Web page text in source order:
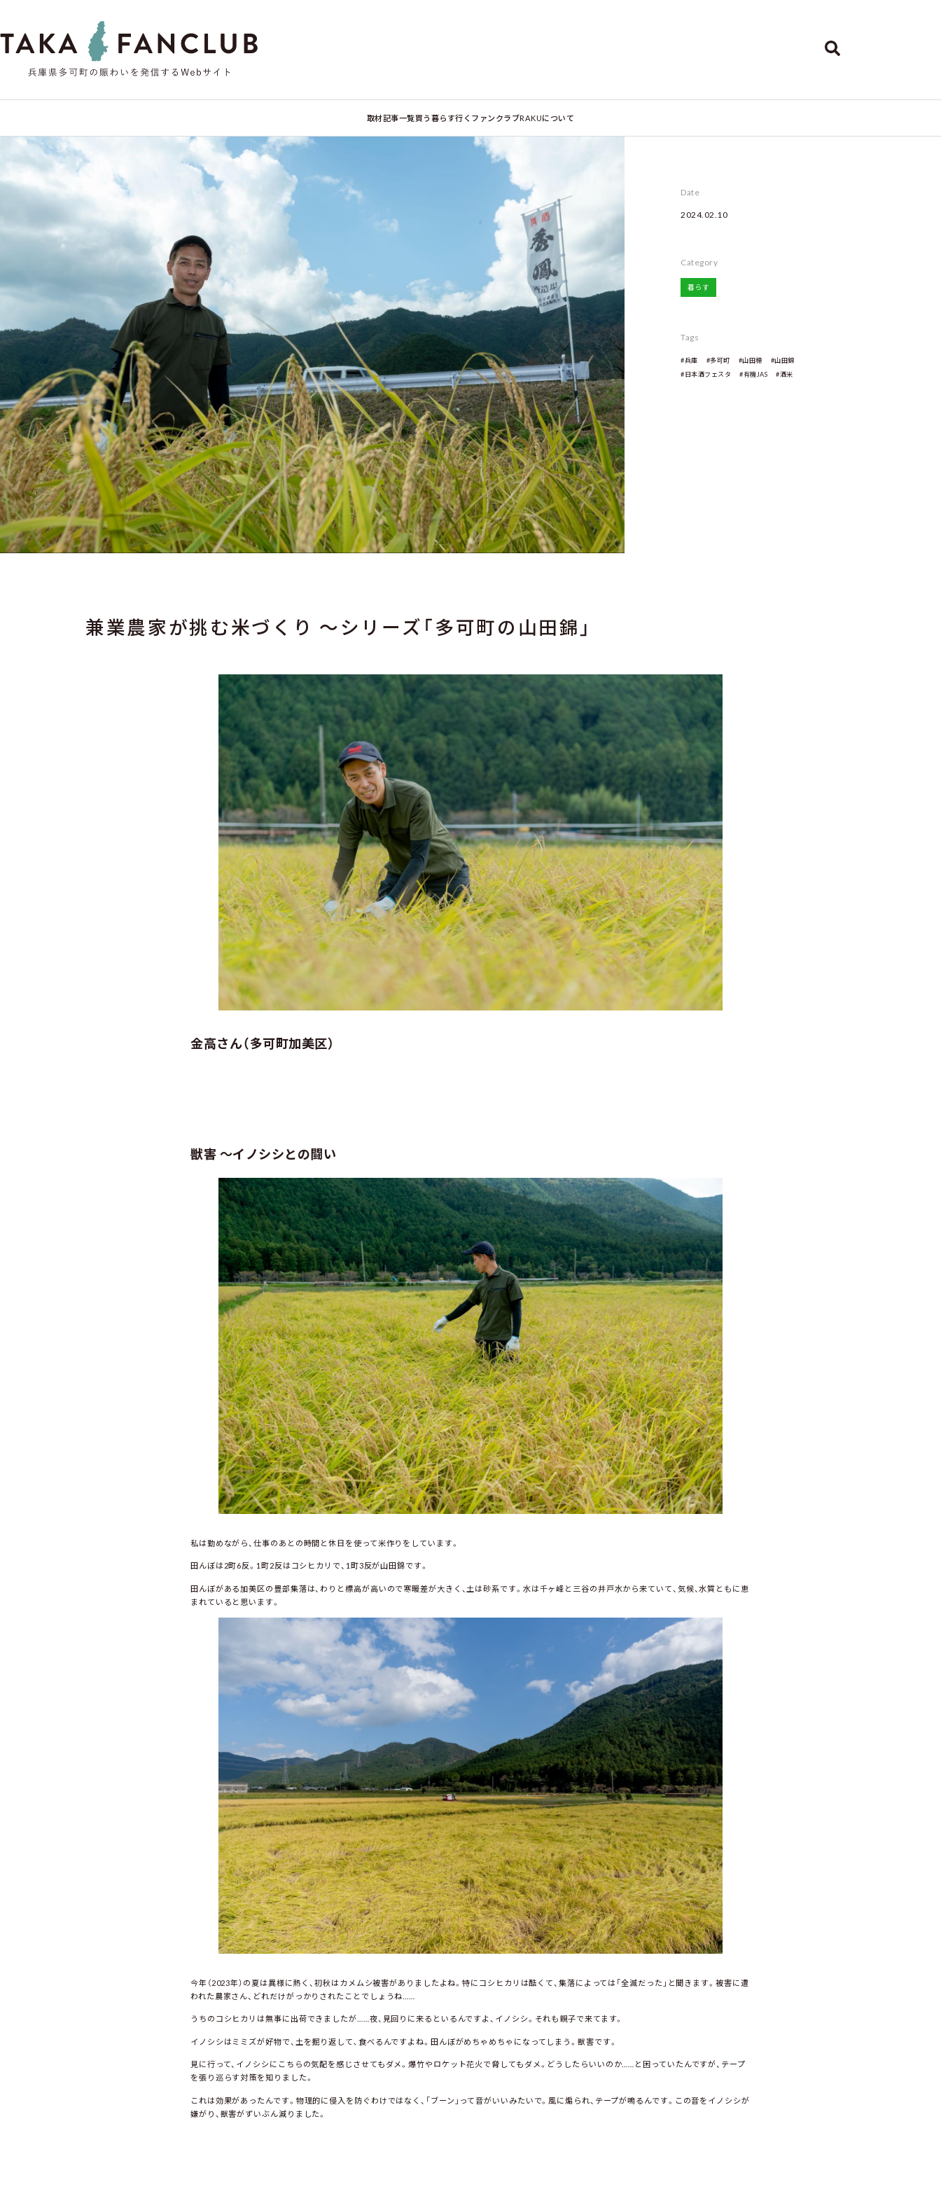
取材記事一覧買う 暮らす行く ファンクラブRAKUについて
Date
2024.02.10
Category
暮らす
Tags
#兵庫 #多可町 #山田穂
#山田錦
#日本酒フェスタ
#有機JAS #酒米
兼業農家が挑む米づくり ～シリーズ「多可町の山田錦」
金高さん（多可町加美区）
獣害 ～イノシシとの闘い
私は勤めながら、仕事のあとの時間と休日を使って米作りをしています。
田んぼは2町6反。1町2反はコシヒカリで、1町3反が山田錦です。
田んぼがある加美区の豊部集落は、わりと標高が高いので寒暖差が大きく、土は砂系です。水は千ヶ峰と三谷の井戸水から来ていて、気候、水質ともに恵
まれていると思います。
今年（2023年）の夏は異様に熱く、初秋はカメムシ被害がありましたよね。特にコシヒカリは酷くて、集落によっては「全滅だった」と聞きます。被害に遭
われた農家さん、どれだけがっかりされたことでしょうね……
うちのコシヒカリは無事に出荷できましたが……夜、見回りに来るといるんですよ、イノシシ。それも親子で来てます。
イノシシはミミズが好物で、土を掘り返して､食べるんですよね。田んぼがめちゃめちゃになってしまう。獣害です。
見に行って、イノシシにこちらの気配を感じさせてもダメ。爆竹やロケット花火で脅してもダメ。どうしたらいいのか……と困っていたんですが、テープ
を張り巡らす対策を知りました。
これは効果があったんです。物理的に侵入を防ぐわけではなく、「ブーン」って音がいいみたいで。風に煽られ、テープが鳴るんです。この音をイノシシが
嫌がり、獣害がずいぶん減りました。